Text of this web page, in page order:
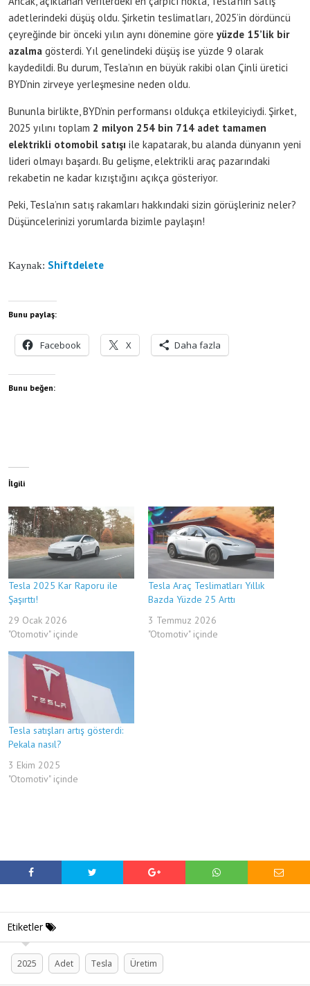
adetlerindeki düşüş oldu. Şirketin teslimatları, 2025’in dördüncü
çeyreğinde bir önceki yılın aynı dönemine göre yüzde 15’lik bir
azalma gösterdi. Yıl genelindeki düşüş ise yüzde 9 olarak
kaydedildi. Bu durum, Tesla’nın en büyük rakibi olan Çinli üretici
BYD’nin zirveye yerleşmesine neden oldu.
Bununla birlikte, BYD’nin performansı oldukça etkileyiciydi. Şirket,
2025 yılını toplam 2 milyon 254 bin 714 adet tamamen
elektrikli otomobil satışı ile kapatarak, bu alanda dünyanın yeni
lideri olmayı başardı. Bu gelişme, elektrikli araç pazarındaki
rekabetin ne kadar kızıştığını açıkça gösteriyor.
Peki, Tesla’nın satış rakamları hakkındaki sizin görüşleriniz neler?
Düşüncelerinizi yorumlarda bizimle paylaşın!
Kaynak: Shiftdelete
Bunu paylaş:
Facebook X Daha fazla
Bunu beğen:
İlgili
Tesla 2025 Kar Raporu ile
Şaşırttı!
29 Ocak 2026
"Otomotiv" içinde
Tesla Araç Teslimatları Yıllık
Bazda Yüzde 25 Arttı
3 Temmuz 2026
"Otomotiv" içinde
Tesla satışları artış gösterdi:
Pekala nasıl?
3 Ekim 2025
"Otomotiv" içinde
Etiketler
2025 Adet Tesla Üretim